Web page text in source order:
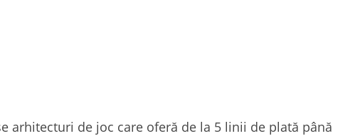
arhitecturi de joc care oferă de la 5 linii de plată până